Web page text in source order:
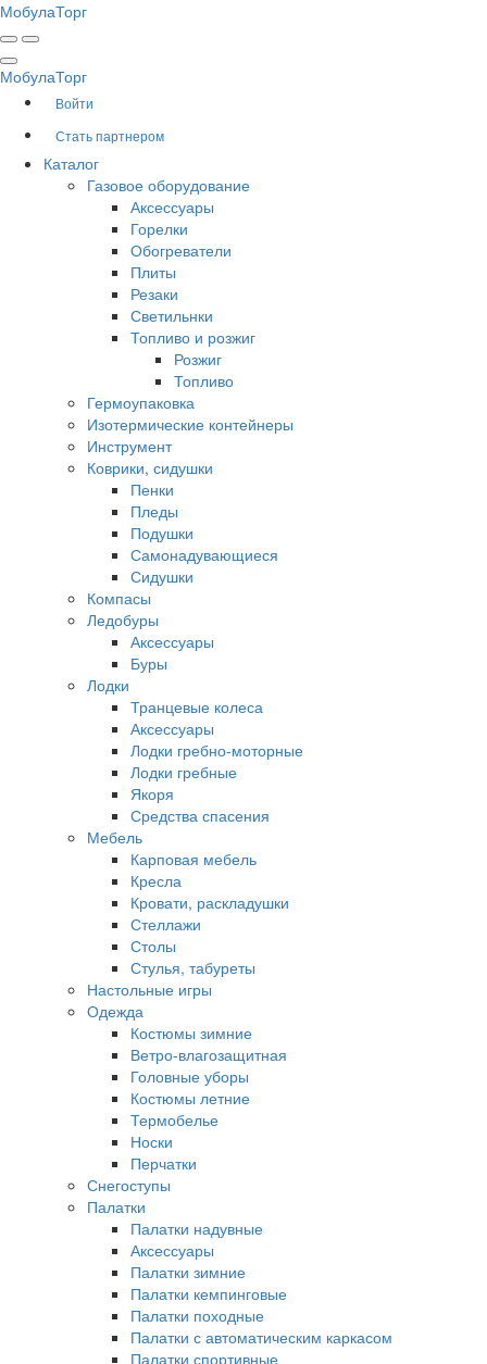
МобулаТорг
МобулаТорг
Войти
Стать партнером
Каталог
Газовое оборудование
Аксессуары
Горелки
Обогреватели
Плиты
Резаки
Светильнки
Топливо и розжиг
Розжиг
Топливо
Гермоупаковка
Изотермические контейнеры
Инструмент
Коврики, сидушки
Пенки
Пледы
Подушки
Самонадувающиеся
Сидушки
Компасы
Ледобуры
Аксессуары
Буры
Лодки
Транцевые колеса
Аксессуары
Лодки гребно-моторные
Лодки гребные
Якоря
Средства спасения
Мебель
Карповая мебель
Кресла
Кровати, раскладушки
Стеллажи
Столы
Стулья, табуреты
Настольные игры
Одежда
Костюмы зимние
Ветро-влагозащитная
Головные уборы
Костюмы летние
Термобелье
Носки
Перчатки
Снегоступы
Палатки
Палатки надувные
Аксессуары
Палатки зимние
Палатки кемпинговые
Палатки походные
Палатки с автоматическим каркасом
Палатки спортивные